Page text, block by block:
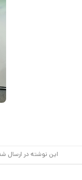
این نوشته در ارسال